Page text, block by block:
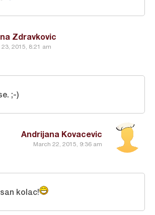
Zdravkovic
23, 2015, 8:21 am
Andrijana Kovacevic
March 22, 2015, 9:36 am
;-)
kolac!